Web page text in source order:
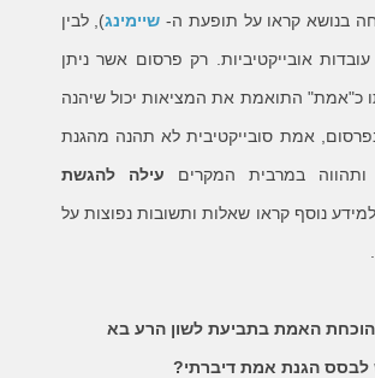
בנושא קראו על תופעת ה- שיימינג) , לבין
אובייקטיביות. רק פרסום אשר ניתן
כ"אמת" התואמת את המציאות יכול שיהנה
אמת סובייקטיבית לא תהנה מהגנת
במרבית המקרים עילה להגשת
למידע נוסף קראו שאלות ותשובות נפוצות על
האמת בתביעת לשון הרע בא
הגנת אמת דיברתי?